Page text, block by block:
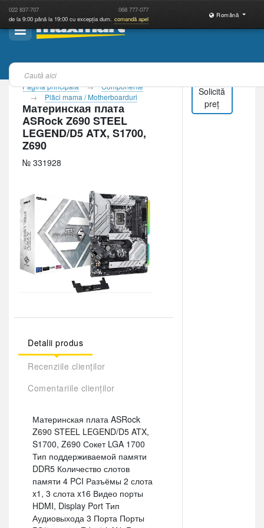
022 837-707 068 777-077
de la 9:00 până la 19:00 cu excepția dum. comandă apel
Română
Pagina principală
Componente
Plăci mama / Motherboarduri
Материнская плата
ASRock Z690 STEEL
LEGEND/D5 ATX, S1700,
Z690
№ 331928
Detalii produs
Recenziile clienților
Comentariile clienților
Материнская плата ASRock
Z690 STEEL LEGEND/D5 ATX,
S1700, Z690 Сокет LGA 1700
Тип поддерживаемой памяти
DDR5 Количество слотов
памяти 4 PCI Разъёмы 2 слота
x1, 3 слота x16 Видео порты
HDMI, Display Port Тип
Аудиовыхода 3 Порта Порты
Solicită
preț